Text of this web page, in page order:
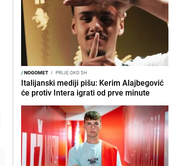
/NOGOMET I PRIJE OKO 5H
Italijanski mediji pišu: Kerim Alajbegović
će protiv Intera igrati od prve minute